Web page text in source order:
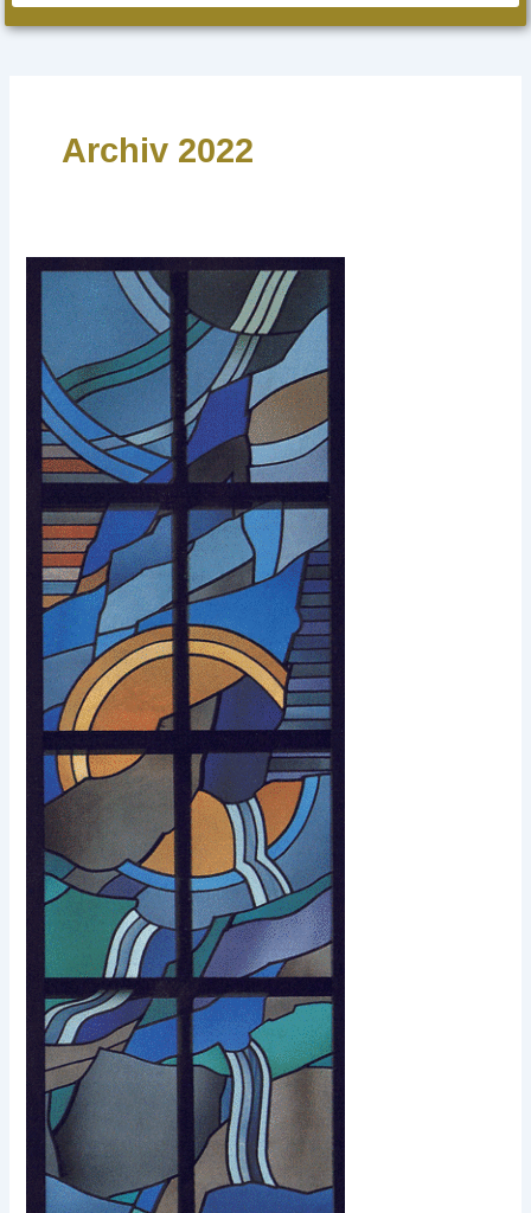
Archiv 2022
Fastenwoche
2022